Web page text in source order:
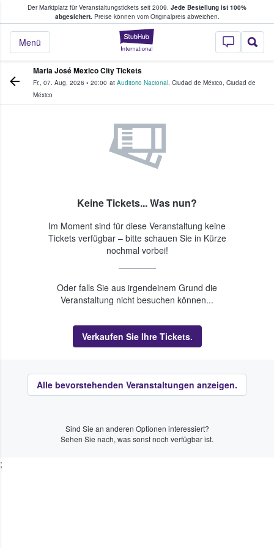
Der Marktplatz für Veranstaltungstickets seit 2009. Jede Bestellung ist 100%
abgesichert.Preise können vom Originalpreis abweichen.
StubHub - Wo
Menü
Tickets kaufen & verkaufen
Maria José Mexico City Tickets
Fr., 07. Aug. 2026 • 20:00 at Auditorio Nacional, Ciudad de México, Ciudad de
México
Keine Tickets... Was nun?
Im Moment sind für diese Veranstaltung keine
Tickets verfügbar – bitte schauen Sie in Kürze
nochmal vorbei!
Oder falls Sie aus irgendeinem Grund die
Veranstaltung nicht besuchen können...
Verkaufen Sie Ihre Tickets.
Alle bevorstehenden Veranstaltungen anzeigen.
Sind Sie an anderen Optionen interessiert?
Sehen Sie nach, was sonst noch verfügbar ist.
;